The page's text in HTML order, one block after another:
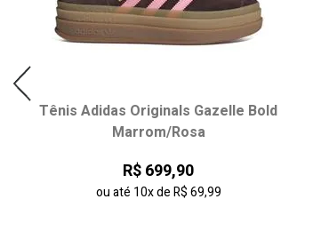
Tênis Adidas Originals Gazelle Bold
Marrom/Rosa
R$ 699,90
ou até 10xdeR$ 69,99